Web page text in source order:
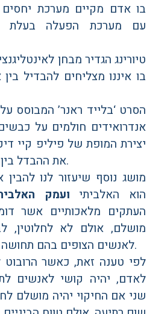
עם מערכת הפעלה בעלת
טיורינג הגדיר מבחן
בו איננו מצליחים להבדיל
הסרט ‘בלייד ראנר’ המבוסס
אנדרואידים חולמים על
יצירת המופת של פיליפ קיי
את ההבדל בין אדם לרובוט.
מושג נוסף שיעזור לנו
הוא האלביתי ועמק
העתקים מלאכותיים אשר
מושלם, אולם לא לחלוטין,
לאנשים הצופים בהם תחושה מטרידה ולא נוחה.
לפי טענה זאת, כאשר הרובוט
לאדם, יהיה קושי לאנשים
שני אם החיקוי יהיה מושלם